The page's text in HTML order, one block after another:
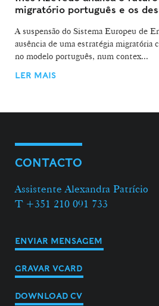
migratório português e os
A suspensão do Sistema Europeu de
ausência de uma estratégia migratória
no modelo português, num contex...
LER MAIS
CONTACTO
Assistente Alexandra Patrício
T +351 210 091 733
ENVIAR MENSAGEM
GRAVAR VCARD
DOWNLOAD CV